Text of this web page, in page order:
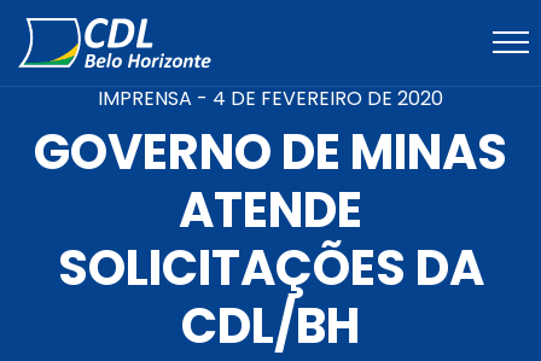
IMPRENSA - 4 DE FEVEREIRO DE 2020
GOVERNO DE MINAS
ATENDE
SOLICITAÇÕES DA
CDL/BH